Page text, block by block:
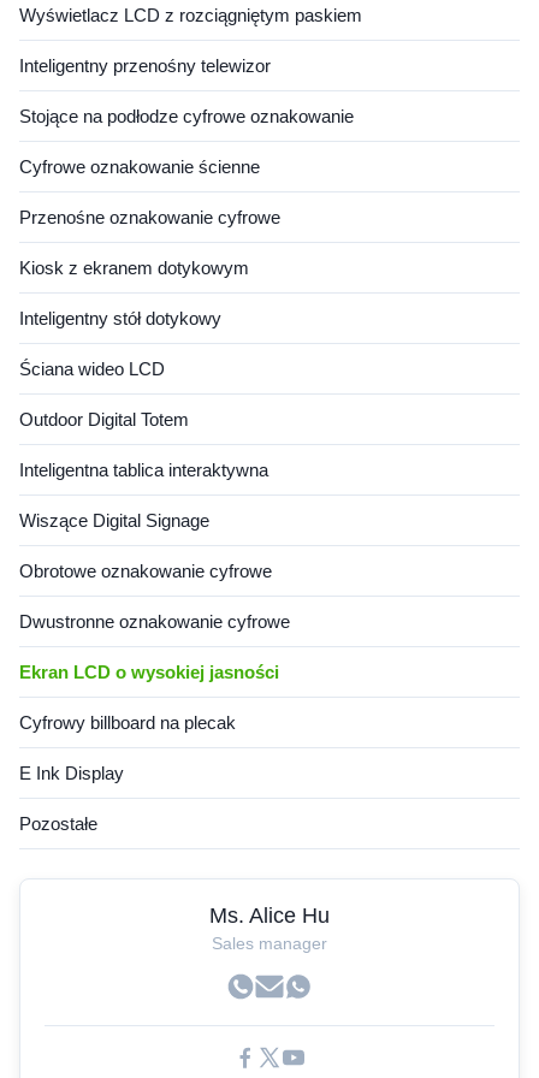
Wyświetlacz LCD z rozciągniętym paskiem
Inteligentny przenośny telewizor
Stojące na podłodze cyfrowe oznakowanie
Cyfrowe oznakowanie ścienne
Przenośne oznakowanie cyfrowe
Kiosk z ekranem dotykowym
Inteligentny stół dotykowy
Ściana wideo LCD
Outdoor Digital Totem
Inteligentna tablica interaktywna
Wiszące Digital Signage
Obrotowe oznakowanie cyfrowe
Dwustronne oznakowanie cyfrowe
Ekran LCD o wysokiej jasności
Cyfrowy billboard na plecak
E Ink Display
Pozostałe
Ms. Alice Hu
Sales manager